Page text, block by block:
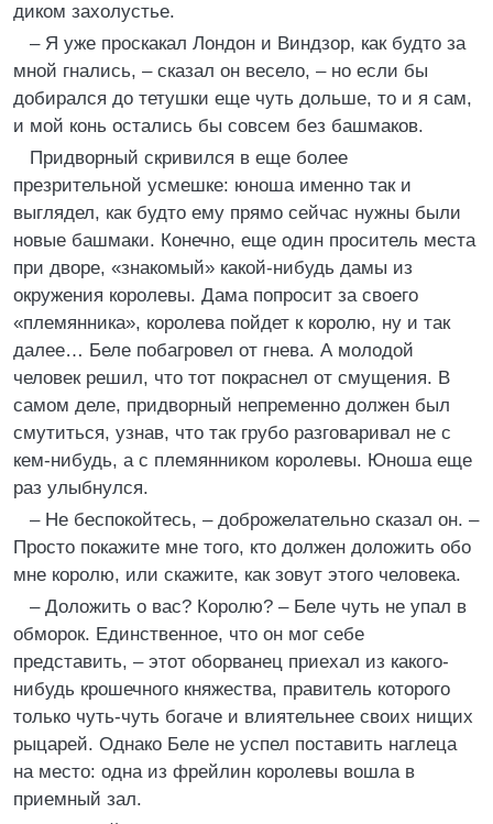
диком захолустье.
– Я уже проскакал Лондон и Виндзор, как будто за
мной гнались, – сказал он весело, – но если бы
добирался до тетушки еще чуть дольше, то и я сам,
и мой конь остались бы совсем без башмаков.
Придворный скривился в еще более
презрительной усмешке: юноша именно так и
выглядел, как будто ему прямо сейчас нужны были
новые башмаки. Конечно, еще один проситель места
при дворе, «знакомый» какой-нибудь дамы из
окружения королевы. Дама попросит за своего
«племянника», королева пойдет к королю, ну и так
далее… Беле побагровел от гнева. А молодой
человек решил, что тот покраснел от смущения. В
самом деле, придворный непременно должен был
смутиться, узнав, что так грубо разговаривал не с
кем-нибудь, а с племянником королевы. Юноша еще
раз улыбнулся.
– Не беспокойтесь, – доброжелательно сказал он. –
Просто покажите мне того, кто должен доложить обо
мне королю, или скажите, как зовут этого человека.
– Доложить о вас? Королю? – Беле чуть не упал в
обморок. Единственное, что он мог себе
представить, – этот оборванец приехал из какого-
нибудь крошечного княжества, правитель которого
только чуть-чуть богаче и влиятельнее своих нищих
рыцарей. Однако Беле не успел поставить наглеца
на место: одна из фрейлин королевы вошла в
приемный зал.